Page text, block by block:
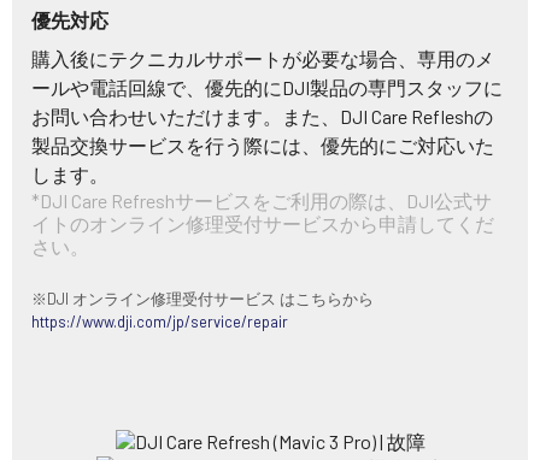
優先対応
購入後にテクニカルサポートが必要な場合、専用のメ
ールや電話回線で、優先的にDJI製品の専門スタッフに
お問い合わせいただけます。また、DJI Care Refleshの
製品交換サービスを行う際には、優先的にご対応いた
します。
*DJI Care Refreshサービスをご利用の際は、DJI公式サ
イトのオンライン修理受付サービスから申請してくだ
さい。
※DJI オンライン修理受付サービス はこちらから
https://www.dji.com/jp/service/repair